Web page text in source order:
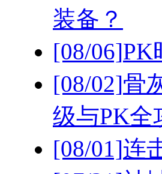
装备？
[08/06]PK
[08/02]骨
级与PK全
[08/01]连